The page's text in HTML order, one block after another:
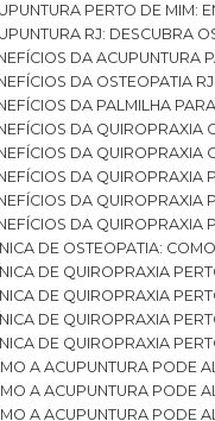
PERTO DE MIM:
RJ: DESCUBRA
DA ACUPUNTURA
DA OSTEOPATIA
DA PALMILHA
DA QUIROPRAXIA
DA
DA QUIROPRAXIA
DA
DA QUIROPRAXIA
DE OSTEOPATIA:
DE QUIROPRAXIA
DE QUIROPRAXIA
DE QUIROPRAXIA
DE QUIROPRAXIA
A ACUPUNTURA PODE
A ACUPUNTURA PODE
A ACUPUNTURA PODE